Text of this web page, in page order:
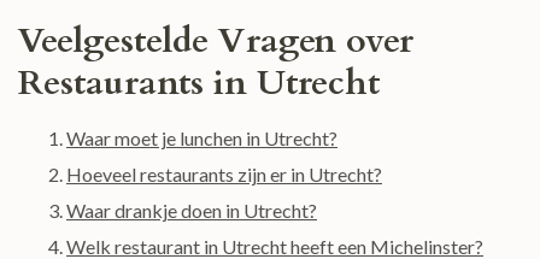
Veelgestelde Vragen over
Restaurants in Utrecht
Waar moet je lunchen in Utrecht?
Hoeveel restaurants zijn er in Utrecht?
Waar drankje doen in Utrecht?
Welk restaurant in Utrecht heeft een Michelinster?